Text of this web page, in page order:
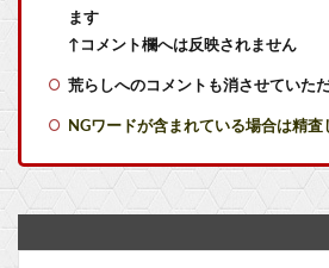
【艦これ】そもそも深海ってなんか
ます
↑コメント欄へは反映されません
荒らしへのコメントも消させていた
NGワードが含まれている場合は精